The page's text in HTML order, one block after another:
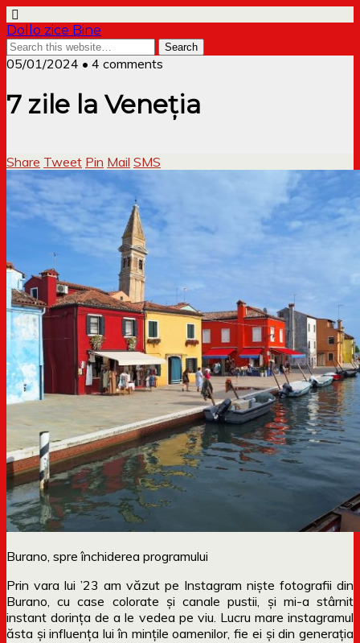
Dollo zice Bine
05/01/2024 • 4 comments
7 zile la Veneția
Share Tweet Pin Mail SMS
Burano, spre închiderea programului
Prin vara lui ’23 am văzut pe Instagram niște fotografii din
Burano, cu case colorate și canale pustii, și mi-a stârnit
instant dorința de a le vedea pe viu. Lucru mare instagramul
ăsta și influența lui în mințile oamenilor, fie ei și din generația